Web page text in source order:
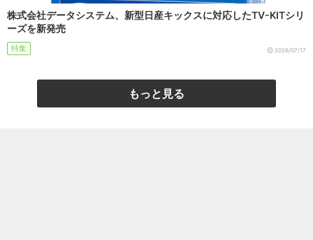
株式会社データシステム、新型日産キックスに対応したTV-KITシリ
ーズを新発売
特集 2026/07/17
もっと見る